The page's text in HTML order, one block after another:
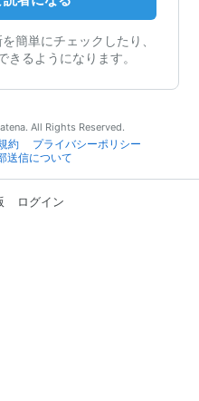
簡単にチェックしたり、
るようになります。
All Rights Reserved.
約
プライバシーポリシー
送信について
ログイン